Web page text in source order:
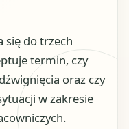
się do trzech
termin, czy
oraz czy
w zakresie